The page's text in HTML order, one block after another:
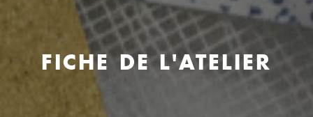
FICHE DE L'ATELIER